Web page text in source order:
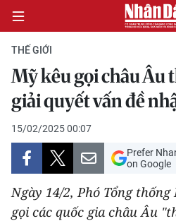
CHÍNH TRỊ
KINH TẾ
VĂN HÓA
XÃ HỘI
THẾ GIỚI
Mỹ kêu gọi châu Âu
giải quyết vấn đề
15/02/2025 00:07
Prefer
on Google
Ngày 14/2, Phó Tổng thống
gọi các quốc gia châu Âu